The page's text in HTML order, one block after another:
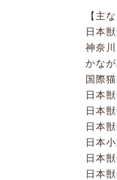
【主
日本
神奈
かな
国際
日本
日本
日本
日本
日本
日本